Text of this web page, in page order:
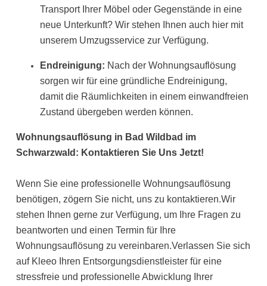
Transport Ihrer Möbel oder Gegenstände in eine
neue Unterkunft? Wir stehen Ihnen auch hier mit
unserem Umzugsservice zur Verfügung.
Endreinigung: Nach der Wohnungsauflösung
sorgen wir für eine gründliche Endreinigung,
damit die Räumlichkeiten in einem einwandfreien
Zustand übergeben werden können.
Wohnungsauflösung in Bad Wildbad im
Schwarzwald: Kontaktieren Sie Uns Jetzt!
Wenn Sie eine professionelle Wohnungsauflösung
benötigen, zögern Sie nicht, uns zu kontaktieren.Wir
stehen Ihnen gerne zur Verfügung, um Ihre Fragen zu
beantworten und einen Termin für Ihre
Wohnungsauflösung zu vereinbaren.Verlassen Sie sich
auf Kleeo Ihren Entsorgungsdienstleister für eine
stressfreie und professionelle Abwicklung Ihrer